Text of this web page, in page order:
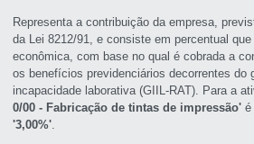
Representa a contribuição da empresa,
da Lei 8212/91, e consiste em percentual
econômica, com base no qual é cobrada a
os benefícios previdenciários decorrentes do
incapacidade laborativa (GIIL-RAT). Para a
0/00 - Fabricação de tintas de impressão' é
'3,00%'.